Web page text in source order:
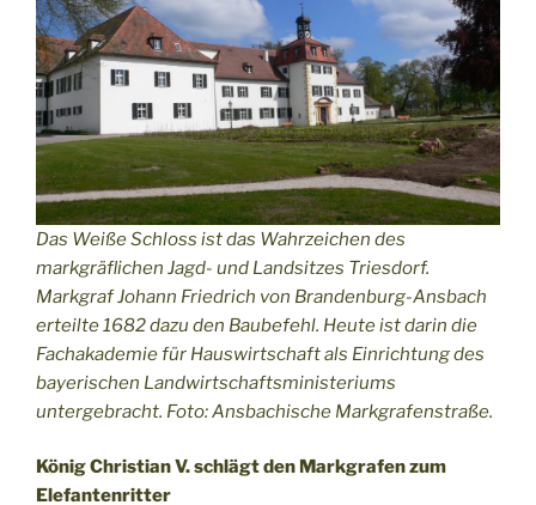
Das Weiße Schloss ist das Wahrzeichen des
markgräflichen Jagd- und Landsitzes Triesdorf.
Markgraf Johann Friedrich von Brandenburg-Ansbach
erteilte 1682 dazu den Baubefehl. Heute ist darin die
Fachakademie für Hauswirtschaft als Einrichtung des
bayerischen Landwirtschaftsministeriums
untergebracht. Foto: Ansbachische Markgrafenstraße.
König Christian V. schlägt den Markgrafen zum
Elefantenritter